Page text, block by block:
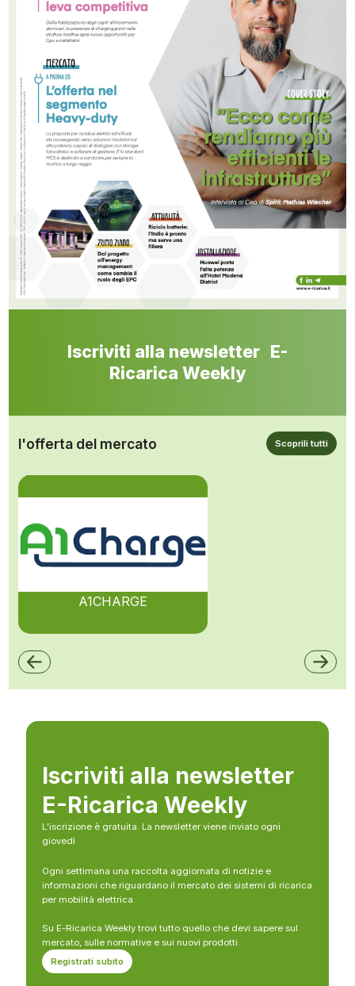
Iscriviti alla newsletter E-
Ricarica Weekly
l'offerta del mercato Scoprili tutti
A1CHARGE
Iscriviti alla newsletter
E-Ricarica Weekly
L’iscrizione è gratuita. La newsletter viene inviato ogni
giovedì
Ogni settimana una raccolta aggiornata di notizie e
informazioni che riguardano il mercato dei sistemi di ricarica
per mobilità elettrica.
Su E-Ricarica Weekly trovi tutto quello che devi sapere sul
mercato, sulle normative e sui nuovi prodotti.
Registrati subito